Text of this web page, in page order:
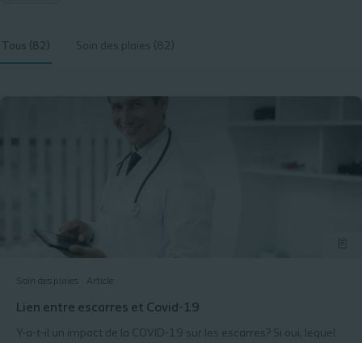
Tous (82) Soin des plaies (82)
Soin des plaies Article
Lien entre escarres et Covid-19
Y-a-t-il un impact de la COVID-19 sur les escarres? Si oui, lequel